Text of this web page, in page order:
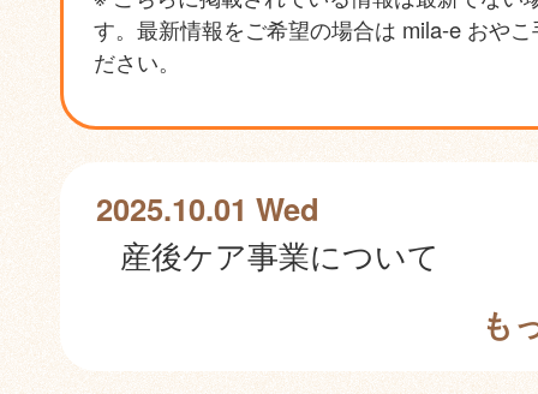
す。最新情報をご希望の場合は mila-e おや
ださい。
2025.10.01 Wed
産後ケア事業について
も